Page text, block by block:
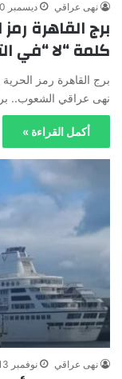
نهى عراقي ديسمبر 20, 2024
برج القاهرة
كلمة “لا “في
برج القاهرة رمز
نهى عراقي الشعوب..
أكمل القراءة »
نهى عراقي نوفمبر 13, 2024